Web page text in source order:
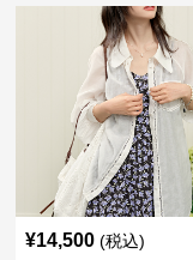
¥14,500 (税込)